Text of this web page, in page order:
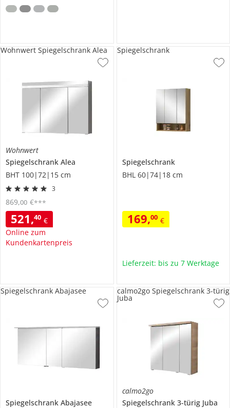
Wohnwert
Spiegelschrank Alea
BHT 100|72|15 cm
3
521,40 €
Online zum
Kundenkartenpreis
869,00 €***
Wohnwert Spiegelschrank Alea
Spiegelschrank
BHL 60|74|18 cm
169,00 €
Spiegelschrank
Lieferzeit: bis zu 7 Werktage
Spiegelschrank Abajasee
Spiegelschrank Abajasee
calmo2go
Spiegelschrank 3-türig Juba
calmo2go Spiegelschrank 3-türig
Juba